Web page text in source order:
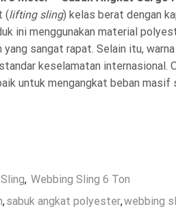
(lifting sling) kelas berat dengan
ini menggunakan material
yang sangat rapat. Selain itu,
keselamatan internasional.
untuk mengangkat beban masif
, Webbing Sling 6 Ton
,sabuk angkat polyester,webbing